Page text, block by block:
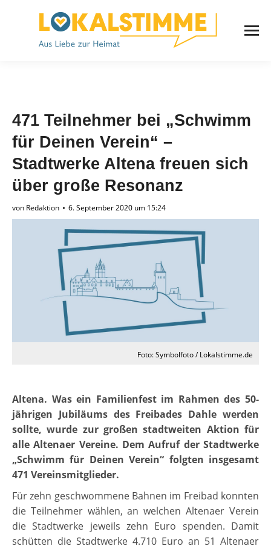
471 Teilnehmer bei „Schwimm
für Deinen Verein“ –
Stadtwerke Altena freuen sich
über große Resonanz
von Redaktion 6. September 2020 um 15:24
Foto: Symbolfoto / Lokalstimme.de
Altena. Was ein Familienfest im Rahmen des 50-
jährigen Jubiläums des Freibades Dahle werden
sollte, wurde zur großen stadtweiten Aktion für
alle Altenaer Vereine. Dem Aufruf der Stadtwerke
„Schwimm für Deinen Verein“ folgten insgesamt
471 Vereinsmitglieder.
Für zehn geschwommene Bahnen im Freibad konnten
die Teilnehmer wählen, an welchen Altenaer Verein
die Stadtwerke jeweils zehn Euro spenden. Damit
schütten die Stadtwerke 4.710 Euro an 51 Altenaer